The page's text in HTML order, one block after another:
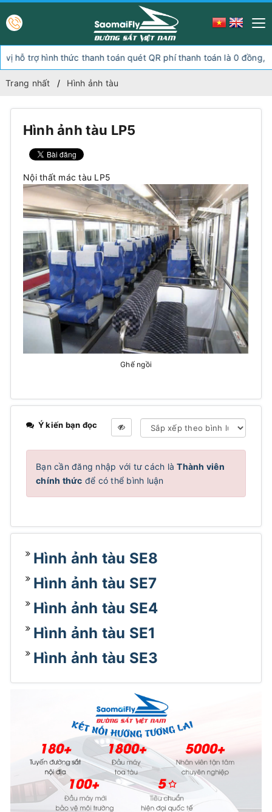
hình thức thanh toán quét QR phí thanh toán là 0 đồng, ngoài
Trang nhất Hình ảnh tàu
Hình ảnh tàu LP5
Nội thất mác tàu LP5
Ghế ngồi
Ý kiến bạn đọc
Bạn cần đăng nhập với tư cách làThành viên
chính thức để có thể bình luận
Hình ảnh tàu SE8
Hình ảnh tàu SE7
Hình ảnh tàu SE4
Hình ảnh tàu SE1
Hình ảnh tàu SE3